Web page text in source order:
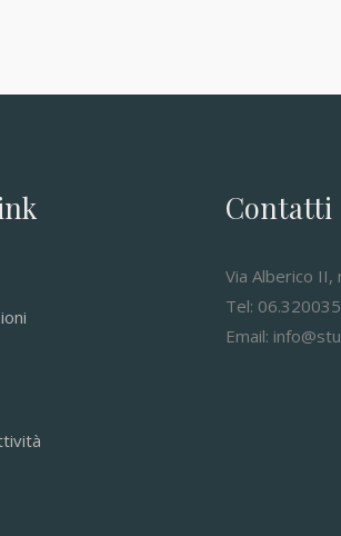
Contatti
Via Alberico II,
Tel:
Email: